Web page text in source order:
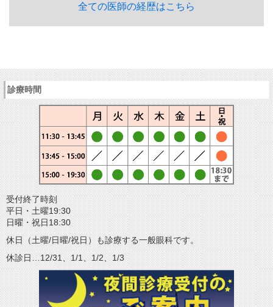
全ての医師の経歴はこちら
診療時間
受付終了時刻
平日・土曜19:30
日曜・祝日18:30
休日（土曜/日曜/祝日）も診療する一般眼科です。
休診日…12/31、1/1、1/2、1/3